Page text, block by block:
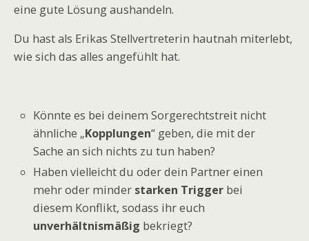
eine gute Lösung aushandeln.
Du hast als Erikas Stellvertreterin hautnah miterlebt,
wie sich das alles angefühlt hat.
Könnte es bei deinem Sorgerechtstreit nicht
ähnliche „Kopplungen“ geben, die mit der
Sache an sich nichts zu tun haben?
Haben vielleicht du oder dein Partner einen
mehr oder minder starken Trigger bei
diesem Konflikt, sodass ihr euch
unverhältnismäßig bekriegt?